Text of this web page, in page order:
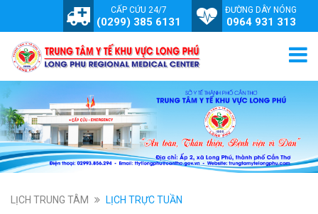
CẤP CỨU 24/7
(0299) 385 6131
ĐƯỜNG DÂY NÓNG
0964 931 313
LỊCH TRUNG TÂM LỊCH TRỰC TUẦN